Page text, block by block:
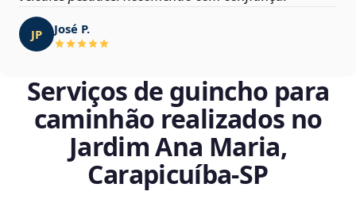
JP José P.
Serviços de guincho para
caminhão realizados no
Jardim Ana Maria,
Carapicuíba‑SP